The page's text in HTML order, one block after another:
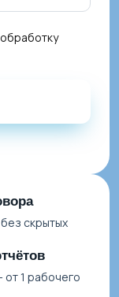
скрытых
1 рабочего